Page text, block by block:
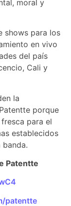
moral y
shows para los
en vivo
del país
Cali y
la
porque
para el
establecidos
banda.
Patentte
patentte